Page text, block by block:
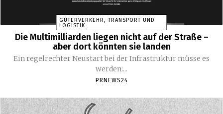
GÜTERVERKEHR, TRANSPORT UND
LOGISTIK
Die Multimilliarden liegen nicht auf der Straße –
aber dort könnten sie landen
Ein regelrechter Neustart bei der Infrastruktur müsse es
werden:...
PRNEWS24